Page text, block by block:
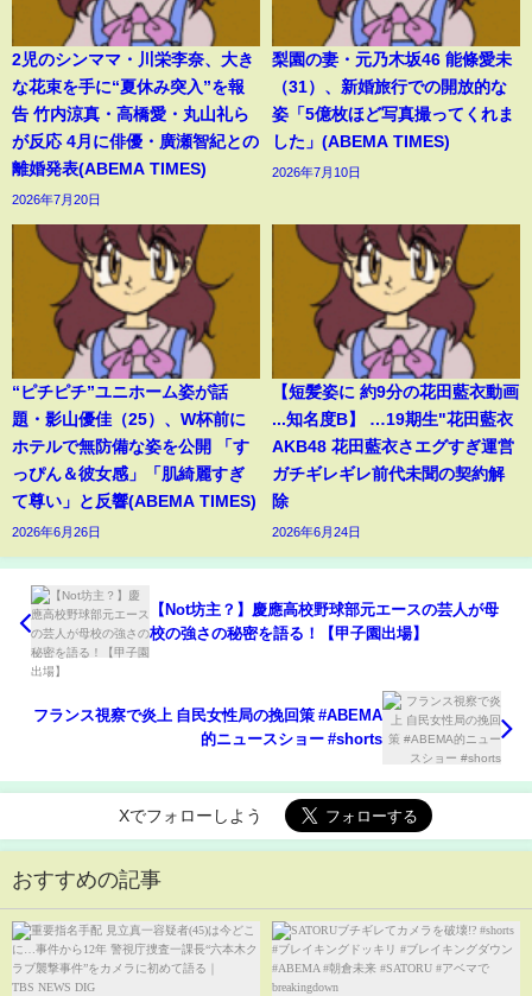
2児のシンママ・川栄李奈、大き
な花束を手に“夏休み突入”を報
告 竹内涼真・高橋愛・丸山礼ら
が反応 4月に俳優・廣瀬智紀との
離婚発表(ABEMA TIMES)
2026年7月20日
梨園の妻・元乃木坂46 能條愛未
（31）、新婚旅行での開放的な
姿「5億枚ほど写真撮ってくれま
した」(ABEMA TIMES)
2026年7月10日
“ピチピチ”ユニホーム姿が話
題・影山優佳（25）、W杯前に
ホテルで無防備な姿を公開 「す
っぴん＆彼女感」「肌綺麗すぎ
て尊い」と反響(ABEMA TIMES)
2026年6月26日
【短髪姿に 約9分の花田藍衣動画
...知名度B】 …19期生"花田藍衣
AKB48 花田藍衣さエグすぎ運営
ガチギレギレ前代未聞の契約解
除
2026年6月24日
【Not坊主？】慶應高校野球部元エースの芸人が母
校の強さの秘密を語る！【甲子園出場】
フランス視察で炎上 自民女性局の挽回策 #ABEMA
的ニュースショー #shorts
Xでフォローしよう
おすすめの記事